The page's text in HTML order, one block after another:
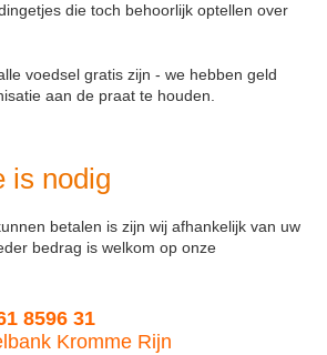
die toch behoorlijk optellen over
voedsel gratis zijn - we hebben geld
aan de praat te houden.
is nodig
betalen is zijn wij afhankelijk van uw
bedrag is welkom op onze
8596 31
Kromme Rijn